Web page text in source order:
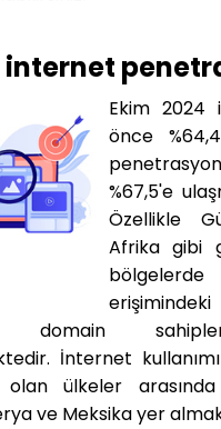
internet
Ekim 2024
önce
%67,5'e
Özellikle
Afrika gibi
domain
İnternet
olan ülkeler
ve Meksika yer